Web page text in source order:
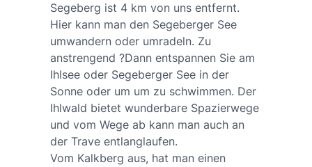
Segeberg ist 4 km von uns entfernt.
Hier kann man den Segeberger See
umwandern oder umradeln. Zu
anstrengend ?Dann entspannen Sie am
Ihlsee oder Segeberger See in der
Sonne oder um um zu schwimmen. Der
Ihlwald bietet wunderbare Spazierwege
und vom Wege ab kann man auch an
der Trave entlanglaufen.
Vom Kalkberg aus, hat man einen